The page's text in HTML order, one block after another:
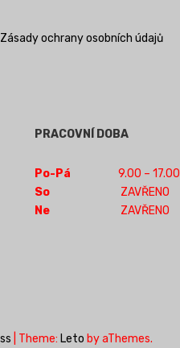
Zásady ochrany osobních údajů
PRACOVNÍ DOBA
Po-Pá
9.00 – 17.00
So
ZAVŘENO
Ne
ZAVŘENO
Theme: Leto by aThemes.